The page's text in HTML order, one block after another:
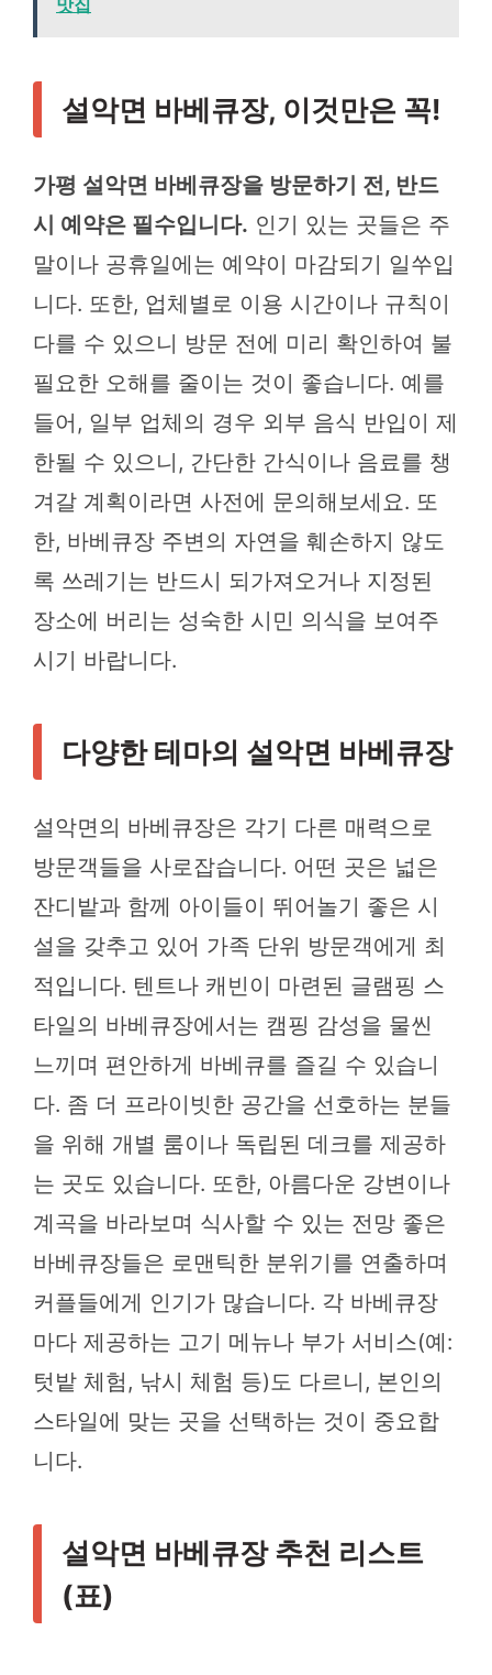
설악면 바베큐장, 이것만은 꼭!
가평 설악면 바베큐장을 방문하기 전, 반드
시 예약은 필수입니다. 인기 있는 곳들은 주
말이나 공휴일에는 예약이 마감되기 일쑤입
니다. 또한, 업체별로 이용 시간이나 규칙이
다를 수 있으니 방문 전에 미리 확인하여 불
필요한 오해를 줄이는 것이 좋습니다. 예를
들어, 일부 업체의 경우 외부 음식 반입이 제
한될 수 있으니, 간단한 간식이나 음료를 챙
겨갈 계획이라면 사전에 문의해보세요. 또
한, 바베큐장 주변의 자연을 훼손하지 않도
록 쓰레기는 반드시 되가져오거나 지정된
장소에 버리는 성숙한 시민 의식을 보여주
시기 바랍니다.
다양한 테마의 설악면 바베큐장
설악면의 바베큐장은 각기 다른 매력으로
방문객들을 사로잡습니다. 어떤 곳은 넓은
잔디밭과 함께 아이들이 뛰어놀기 좋은 시
설을 갖추고 있어 가족 단위 방문객에게 최
적입니다. 텐트나 캐빈이 마련된 글램핑 스
타일의 바베큐장에서는 캠핑 감성을 물씬
느끼며 편안하게 바베큐를 즐길 수 있습니
다. 좀 더 프라이빗한 공간을 선호하는 분들
을 위해 개별 룸이나 독립된 데크를 제공하
는 곳도 있습니다. 또한, 아름다운 강변이나
계곡을 바라보며 식사할 수 있는 전망 좋은
바베큐장들은 로맨틱한 분위기를 연출하며
커플들에게 인기가 많습니다. 각 바베큐장
마다 제공하는 고기 메뉴나 부가 서비스(예:
텃밭 체험, 낚시 체험 등)도 다르니, 본인의
스타일에 맞는 곳을 선택하는 것이 중요합
니다.
설악면 바베큐장 추천 리스트
(표)